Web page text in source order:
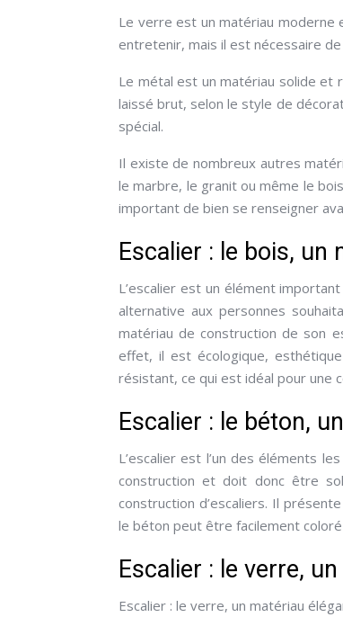
Le verre est un matériau moderne
entretenir, mais il est nécessaire
Le métal est un matériau solide et
laissé brut, selon le style de
spécial.
Il existe de nombreux autres
le marbre, le granit ou même le
important de bien se renseigner
Escalier : le bois, un
L’escalier est un élément
alternative aux personnes
matériau de construction de son
effet, il est écologique,
résistant, ce qui est idéal pour une
Escalier : le béton,
L’escalier est l’un des éléments
construction et doit donc être
construction d’escaliers. Il
le béton peut être facilement
Escalier : le verre,
Escalier : le verre, un matériau